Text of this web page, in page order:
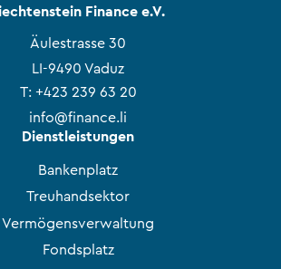
Finance e.V.
Äulestrasse 30
LI-9490 Vaduz
T: +423 239 63 20
info@finance.li
Dienstleistungen
Bankenplatz
Treuhandsektor
Vermögensverwaltung
Fondsplatz